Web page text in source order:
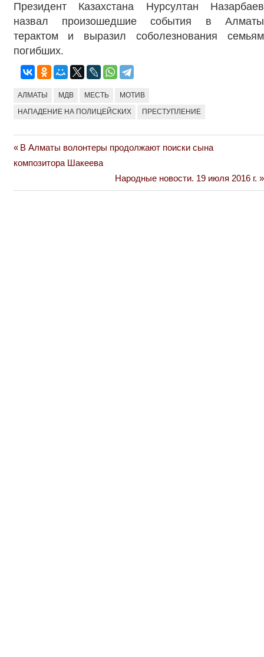
Президент Казахстана Нурсултан Назарбаев
назвал произошедшие события в Алматы
терактом и выразил соболезнования семьям
погибших.
АЛМАТЫ МДВ МЕСТЬ МОТИВ
НАПАДЕНИЕ НА ПОЛИЦЕЙСКИХ ПРЕСТУПЛЕНИЕ
Навигация
Previous
Post:
В Алматы волонтеры продолжают поиски сына
композитора Шакеева
Next
Post:
Народные новости. 19 июля 2016 г.